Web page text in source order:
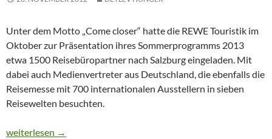
Unter dem Motto „Come closer“ hatte die REWE Touristik im
Oktober zur Präsentation ihres Sommerprogramms 2013
etwa 1500 Reisebüropartner nach Salzburg eingeladen. Mit
dabei auch Medienvertreter aus Deutschland, die ebenfalls die
Reisemesse mit 700 internationalen Ausstellern in sieben
Reisewelten besuchten.
CTOUR präsentiert: Familien im Fokus der REWE Touristik Köln
weiterlesen →